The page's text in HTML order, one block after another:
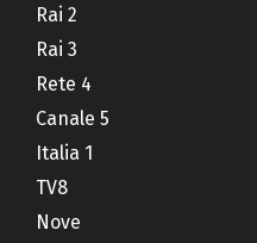
Rai 2
Rai 3
Rete 4
Canale 5
Italia 1
TV8
Nove